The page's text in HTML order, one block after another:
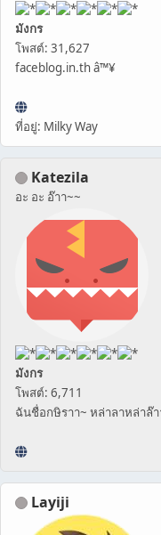
มังกร
โพสต์: 31,627
faceblog.in.th â™¥
ที่อยู่: Milky Way
Katezila
อะ อะ อ๊าา~~
มังกร
โพสต์: 6,711
ฉันชื่อกษิราา~ หล่าลาหล่าล๊า
Layiji